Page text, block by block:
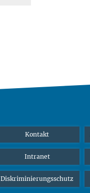
Kontakt
Intranet
Diskriminierungsschutz